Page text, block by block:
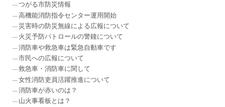
つがる市防災情報
高機能消防指令センター運用開始
災害時の防災無線による広報について
火災予防パトロールの警鐘について
消防車や救急車は緊急自動車です
市民への広報について
救急車・消防車に関して
女性消防吏員活躍推進について
消防車が赤いのは？
山火事看板とは？